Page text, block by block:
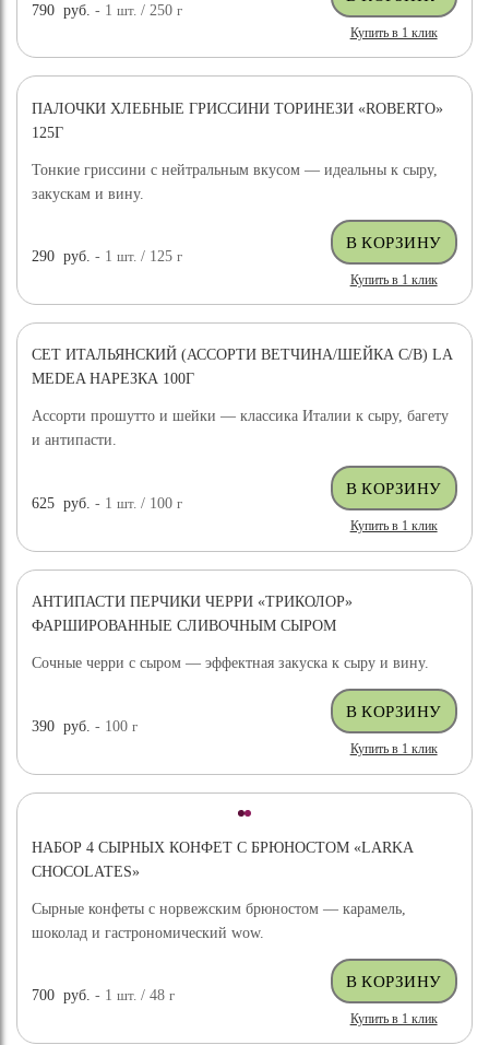
790 руб. - 1шт. / 250г
Купить в 1 клик
ПАЛОЧКИ ХЛЕБНЫЕ ГРИССИНИ ТОРИНЕЗИ «ROBERTO»
125Г
Тонкие гриссини с нейтральным вкусом — идеальны к сыру,
закускам и вину.
290 руб. - 1шт. / 125г
Купить в 1 клик
СЕТ ИТАЛЬЯНСКИЙ (АССОРТИ ВЕТЧИНА/ШЕЙКА С/В) LA
MEDEA НАРЕЗКА 100Г
Ассорти прошутто и шейки — классика Италии к сыру, багету
и антипасти.
625 руб. - 1шт. / 100г
Купить в 1 клик
АНТИПАСТИ ПЕРЧИКИ ЧЕРРИ «ТРИКОЛОР»
ФАРШИРОВАННЫЕ СЛИВОЧНЫМ СЫРОМ
Сочные черри с сыром — эффектная закуска к сыру и вину.
390 руб. - 100г
Купить в 1 клик
НАБОР 4 СЫРНЫХ КОНФЕТ С БРЮНОСТОМ «LARKA
CHOCOLATES»
Сырные конфеты с норвежским брюностом — карамель,
шоколад и гастрономический wow.
700 руб. - 1шт. / 48г
Купить в 1 клик